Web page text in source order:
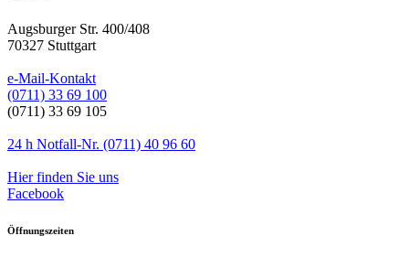
Augsburger Str. 400/408
70327 Stuttgart
e-Mail-Kontakt
(0711) 33 69 100
(0711) 33 69 105
24 h Notfall-Nr. (0711) 40 96 60
Hier finden Sie uns
Facebook
Öffnungszeiten